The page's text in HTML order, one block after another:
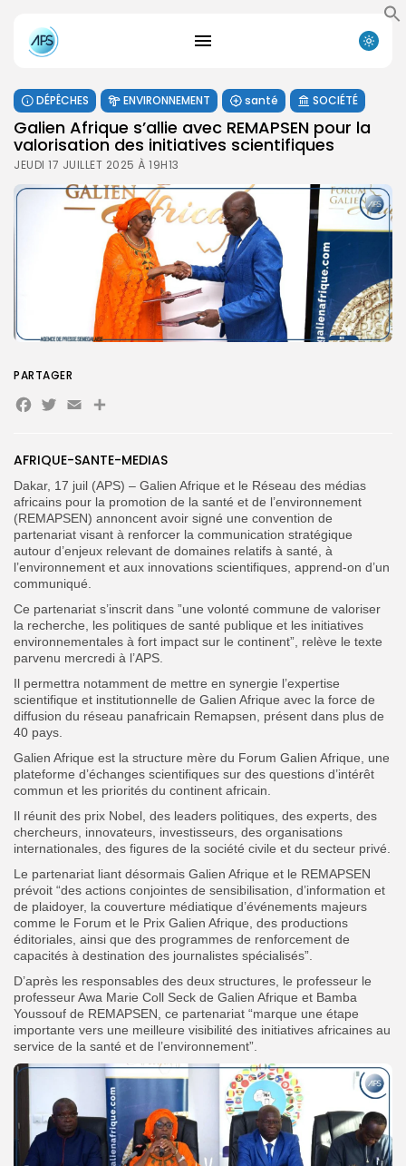
Search
FR
DÉPÊCHES ENVIRONNEMENT santé SOCIÉTÉ
Galien Afrique s’allie avec REMAPSEN pour la
valorisation des initiatives scientifiques
JEUDI 17 JUILLET 2025 À 19H13
AFRIQUE-SANTE-MEDIAS
Dakar, 17 juil (APS) – Galien Afrique et le Réseau des médias
africains pour la promotion de la santé et de l’environnement
(REMAPSEN) annoncent avoir signé une convention de
partenariat visant à renforcer la communication stratégique
autour d’enjeux relevant de domaines relatifs à santé, à
l’environnement et aux innovations scientifiques, apprend-on d’un
communiqué.
Ce partenariat s’inscrit dans ”une volonté commune de valoriser
la recherche, les politiques de santé publique et les initiatives
environnementales à fort impact sur le continent”, relève le texte
parvenu mercredi à l’APS.
Il permettra notamment de mettre en synergie l’expertise
scientifique et institutionnelle de Galien Afrique avec la force de
diffusion du réseau panafricain Remapsen, présent dans plus de
40 pays.
Galien Afrique est la structure mère du Forum Galien Afrique, une
plateforme d’échanges scientifiques sur des questions d’intérêt
commun et les priorités du continent africain.
Il réunit des prix Nobel, des leaders politiques, des experts, des
chercheurs, innovateurs, investisseurs, des organisations
internationales, des figures de la société civile et du secteur privé.
Le partenariat liant désormais Galien Afrique et le REMAPSEN
prévoit “des actions conjointes de sensibilisation, d’information et
de plaidoyer, la couverture médiatique d’événements majeurs
comme le Forum et le Prix Galien Afrique, des productions
éditoriales, ainsi que des programmes de renforcement de
capacités à destination des journalistes spécialisés”.
D’après les responsables des deux structures, le professeur le
professeur Awa Marie Coll Seck de Galien Afrique et Bamba
Youssouf de REMAPSEN, ce partenariat “marque une étape
importante vers une meilleure visibilité des initiatives africaines au
service de la santé et de l’environnement”.
PARTAGER
Facebook
Twitter
Email